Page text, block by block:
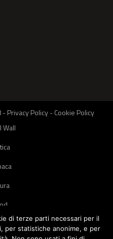
-Privacy Policy-Cookie Policy
Wall
di terze parti necessari per il
per statistiche anonime, e per